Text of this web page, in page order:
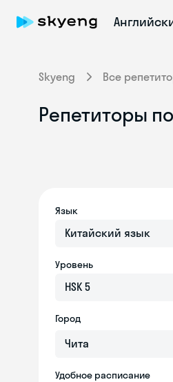
Skyeng Все
Репетиторы
Язык
Китайский язык
Уровень
HSK 5
Город
Удобное расписание